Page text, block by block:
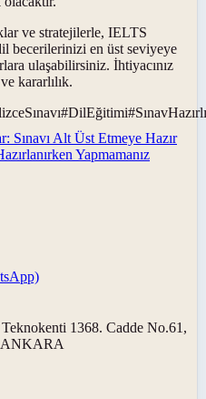
ve stratejilerle, IELTS
becerilerinizi en üst seviyeye
ulaşabilirsiniz. İhtiyacınız
kararlılık.
#DilEğitimi#
Alt Üst Etmeye Hazır
Yapmamanız
1368. Cadde No.61,
ANKARA